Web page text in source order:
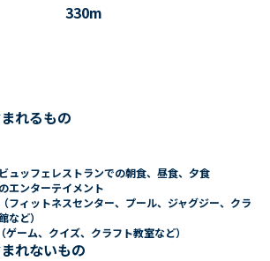
330m
れるもの
ュッフェレストランでの朝食、昼食、夕食
エンターテイメント
フィットネスセンター、プール、ジャグジー、クラ
など）
ゲーム、クイズ、クラフト教室など）
れないもの